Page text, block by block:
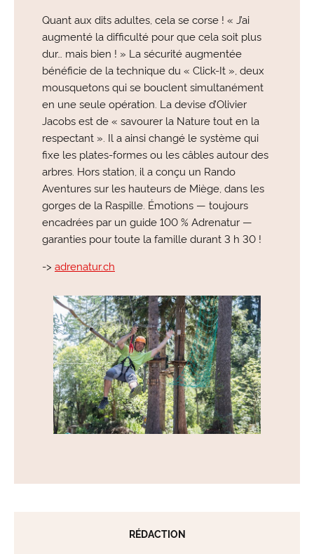
Quant aux dits adultes, cela se corse ! « J’ai
augmenté la difficulté pour que cela soit plus
dur… mais bien ! » La sécurité augmentée
bénéficie de la technique du « Click-It », deux
mousquetons qui se bouclent simultanément
en une seule opération. La devise d’Olivier
Jacobs est de « savourer la Nature tout en la
respectant ». Il a ainsi changé le système qui
fixe les plates-formes ou les câbles autour des
arbres. Hors station, il a conçu un Rando
Aventures sur les hauteurs de Miège, dans les
gorges de la Raspille. Émotions — toujours
encadrées par un guide 100 % Adrenatur —
garanties pour toute la famille durant 3 h 30 !
-> adrenatur.ch
RÉDACTION